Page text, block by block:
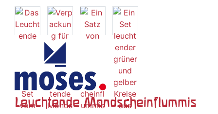
Leuchtende Mondscheinflummis